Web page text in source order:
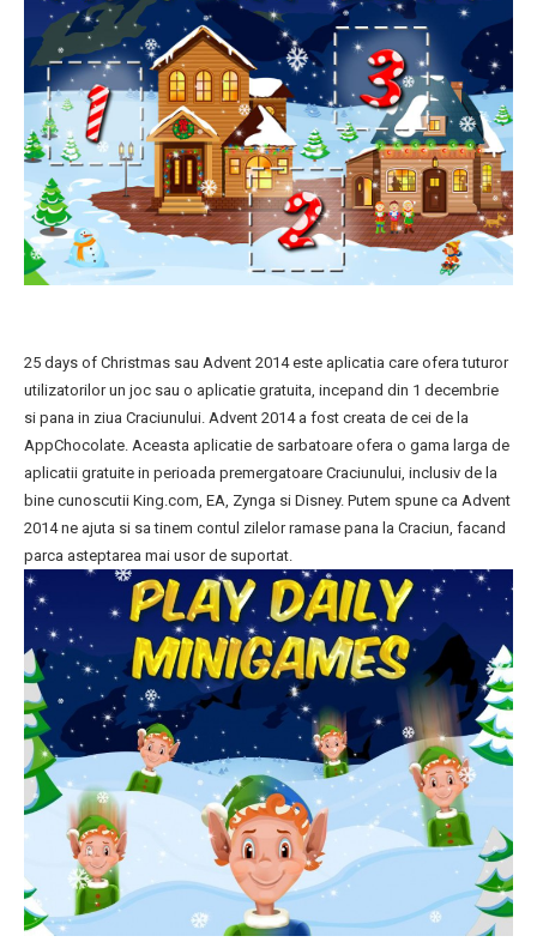
25 days of Christmas sau Advent 2014 este aplicatia care ofera tuturor
utilizatorilor un joc sau o aplicatie gratuita, incepand din 1 decembrie
si pana in ziua Craciunului. Advent 2014 a fost creata de cei de la
AppChocolate. Aceasta aplicatie de sarbatoare ofera o gama larga de
aplicatii gratuite in perioada premergatoare Craciunului, inclusiv de la
bine cunoscutii King.com, EA, Zynga si Disney. Putem spune ca Advent
2014 ne ajuta si sa tinem contul zilelor ramase pana la Craciun, facand
parca asteptarea mai usor de suportat.